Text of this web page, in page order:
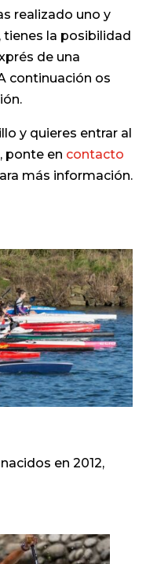
realizado uno y
tienes la posibilidad
de una
continuación os
y quieres entrar al
ponte en contacto
más información.
en 2012,